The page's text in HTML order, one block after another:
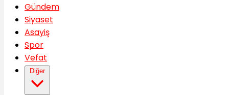
Gündem
Siyaset
Asayiş
Spor
Vefat
Diğer